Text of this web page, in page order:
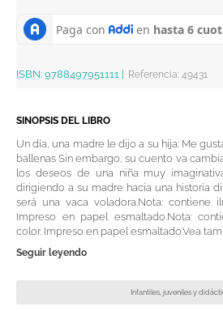
ISBN: 9788497951111 Referencia: 49431
SINOPSIS DEL LIBRO
Un día, una madre le dijo a su hija: Me
ballenas Sin embargo, su cuento va
los deseos de una niña muy
dirigiendo a su madre hacia una historia
será una vaca voladora.Nota: contiene
Impreso en papel esmaltado.Nota:
color. Impreso en papel esmaltado.Vea
Seguir leyendo
Infantiles, juveniles y